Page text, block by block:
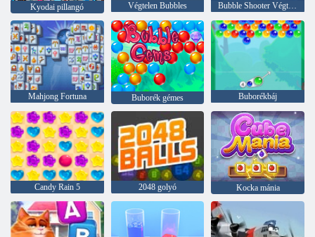
Kyodai pillangó Végtelen Bubbles Bubble Shooter Végtelen
Mahjong Fortuna Buborék gémes Buborékbáj
Candy Rain 5 2048 golyó Kocka mánia